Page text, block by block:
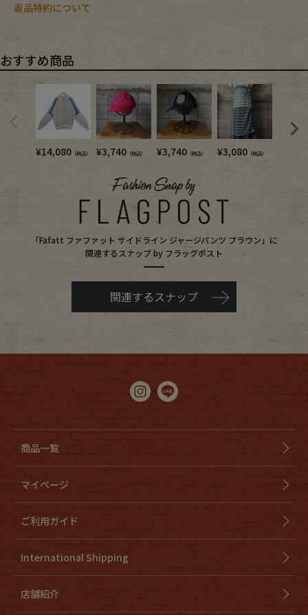
返品特約について
おすすめ商品
¥14,080 （税込） ¥3,740 （税込） ¥3,740 （税込） ¥3,080 （税込）
「Fafatt ファファット サイドライン ジャージパンツ ブラウン」に
関連するスナップ by フラッグポスト
関連するスナップ
商品一覧
マイページ
ご利用ガイド
International Shipping
店舗紹介